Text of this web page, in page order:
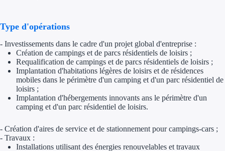
Aides Région
Aides Région
Aides Région
Type d'opérations
- Investissements dans le cadre d'un projet global d'entreprise :
Création de campings et de parcs résidentiels de loisirs ;
Requalification de campings et de parcs résidentiels de loisirs ;
Implantation d'habitations légères de loisirs et de résidences
mobiles dans le périmètre d'un camping et d'un parc résidentiel de
loisirs ;
Implantation d'hébergements innovants ans le périmètre d'un
camping et d'un parc résidentiel de loisirs.
- Création d'aires de service et de stationnement pour campings-cars ;
- Travaux :
Installations utilisant des énergies renouvelables et travaux